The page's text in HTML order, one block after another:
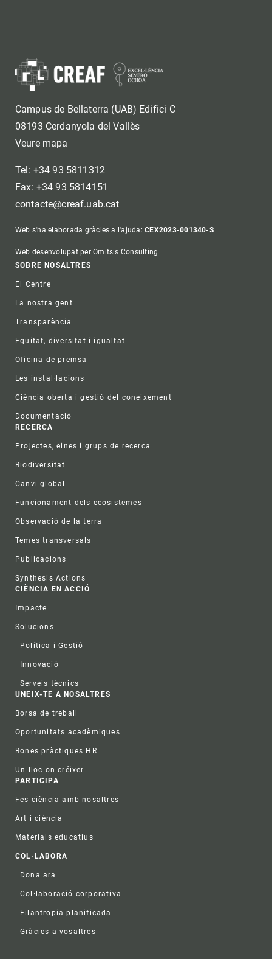
Campus de Bellaterra (UAB) Edifici C
08193 Cerdanyola del Vallès
Veure mapa
Tel: +34 93 5811312
Fax: +34 93 5814151
contacte@creaf.uab.cat
Web s'ha elaborada gràcies a l'ajuda:CEX2023-001340-S
Web desenvolupat per Omitsis Consulting
Footer
SOBRE NOSALTRES
El Centre
La nostra gent
Transparència
Equitat, diversitat i igualtat
Oficina de premsa
Les instal·lacions
Ciència oberta i gestió del coneixement
Documentació
RECERCA
Projectes, eines i grups de recerca
Biodiversitat
Canvi global
Funcionament dels ecosistemes
Observació de la terra
Temes transversals
Publicacions
Synthesis Actions
CIÈNCIA EN ACCIÓ
Impacte
Solucions
Política i Gestió
Innovació
Serveis tècnics
UNEIX-TE A NOSALTRES
Borsa de treball
Oportunitats acadèmiques
Bones pràctiques HR
Un lloc on créixer
PARTICIPA
Fes ciència amb nosaltres
Art i ciència
Materials educatius
COL·LABORA
Dona ara
Col·laboració corporativa
Filantropia planificada
Gràcies a vosaltres